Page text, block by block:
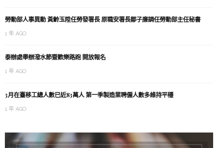
勞動部人事異動 黃齡玉陞任勞發署長 原職安署長鄒子廉調任勞動部主任秘書
1 年 AGO
泰辦處舉辦潑水節暨歡樂路跑 開放報名
1 年 AGO
3月在臺移工總人數已近83萬人 第一季製造業聘僱人數多維持平穩
1 年 AGO